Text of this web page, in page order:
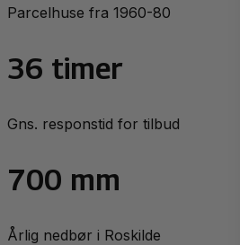
Parcelhuse fra 1960-80
36 timer
Gns. responstid for tilbud
700 mm
Årlig nedbør i Roskilde